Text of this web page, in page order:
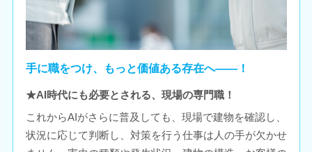
手に職をつけ、もっと価値ある存在へ――！
★AI時代にも必要とされる、現場の専門職！
これからAIがさらに普及しても、現場で建物を確認し、
状況に応じて判断し、対策を行う仕事は人の手が欠かせ